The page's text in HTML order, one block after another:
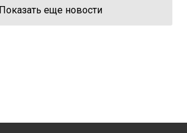
Показать еще новости